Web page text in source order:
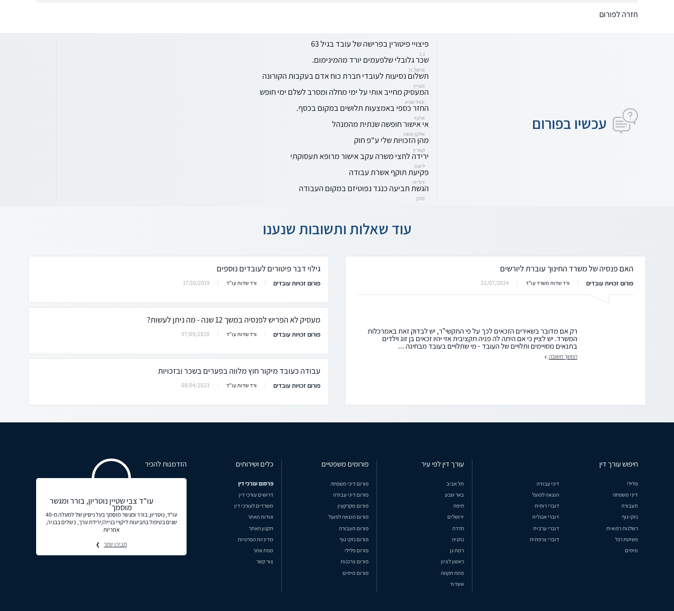
חזרה לפורום
עכשיו בפורום
פיצויי פיטורין בפרישה של עובד בגיל 63
נ.ג
שכר גלובלי שלפעמים יורד מהמינימום.
מישל.ת
תשלום נסיעות לעובדי חברת כוח אדם בעקבות הקורונה
מעיין
המעסיק מחייב אותי על ימי מחלה ומסרב לשלם ימי חופש
יגאל שגיא
החזר כספי באמצעות תלושים במקום בכסף.
אלעד
אי אישור חופשה שנתית מהמנהל
אלקן משה
מהן הזכויות שלי ע"פ חוק
קארין
ירידה לחצי משרה עקב אישור מרופא תעסוקתי
ליאת
פקיעת תוקף אשרת עבודה
דורית
הגשת תביעה כנגד נפוטיזם במקום העבודה
מתן
עוד שאלות ותשובות שנענו
האם פנסיה של משרד החינוך עוברת ליורשים
פורום זכויות עובדים ורד שדות משרד עו"ד 22/07/2024
רק אם מדובר בשאירים הזכאים לכך על פי התקשי"ר, יש לבדוק זאת באמרכלות
המשרד. יש לציין כי אם היתה לה פניה תקציבית אזי יהיו זכאים בן זוג וילדים
בתנאים מסויימים ותלויים של העובד - מי שתלויים בעובד מבחינה ...
המשך תשובה
גילוי דבר פיטורים לעובדים נוספים
פורום זכויות עובדים ורד שדות עו"ד 17/10/2019
מעסיק לא הפריש לפנסיה במשך 12 שנה - מה ניתן לעשות?
פורום זכויות עובדים ורד שדות עו"ד 07/09/2020
עבודה כעובד מיקור חוץ מלווה בפערים בשכר ובזכויות
פורום זכויות עובדים ורד שדות עו"ד 08/04/2023
חיפוש עורך דין
פלילי
דיני עבודה
דיני משפחה
הוצאה לפועל
תעבורה
דוברי רוסית
נזקי גוף
דוברי אנגלית
רשלנות רפואית
דוברי ערבית
פשיטת רגל
דוברי צרפתית
מיסים
עורך דין לפי עיר
תל אביב
באר שבע
חיפה
ירושלים
חדרה
נתניה
רמת גן
ראשון לציון
פתח תקווה
אשדוד
פורומים משפטיים
פורום דיני משפחה
פורום דיני עבודה
פורום מקרקעין
פורום הוצאה לפועל
פורום תעבורה
פורום נזקי גוף
פורום פלילי
פורום צרכנות
פורום מיסים
כלים ושירותים
פרסום עורכי דין
דרושים עורכי דין
משרדים לעורכי דין
אודות האתר
תקנון האתר
מדיניות הפרטיות
מפת אתר
צור קשר
הזדמנות להכיר
עו"ד צבי שטיין נוטריון, בורר ומגשר
מוסמך
עו"ד, נוטריון, בורר ומגשר מוסמך בעל ניסיון של למעלה מ-40
שנים בטיפול בתביעות ליקויי בנייה/ירידת ערך, כשלים בבניה,
אחריות
תכירו יותר